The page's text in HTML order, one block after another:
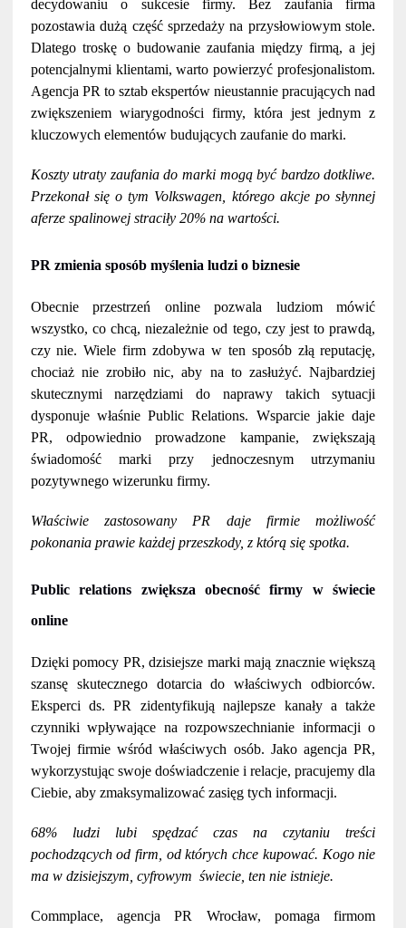
decydowaniu o sukcesie firmy. Bez zaufania firma
pozostawia dużą część sprzedaży na przysłowiowym stole.
Dlatego troskę o budowanie zaufania między firmą, a jej
potencjalnymi klientami, warto powierzyć profesjonalistom.
Agencja PR to sztab ekspertów nieustannie pracujących nad
zwiększeniem wiarygodności firmy, która jest jednym z
kluczowych elementów budujących zaufanie do marki.
Koszty utraty zaufania do marki mogą być bardzo dotkliwe.
Przekonał się o tym Volkswagen, którego akcje po słynnej
aferze spalinowej straciły 20% na wartości.
PR zmienia sposób myślenia ludzi o biznesie
Obecnie przestrzeń online pozwala ludziom mówić
wszystko, co chcą, niezależnie od tego, czy jest to prawdą,
czy nie. Wiele firm zdobywa w ten sposób złą reputację,
chociaż nie zrobiło nic, aby na to zasłużyć. Najbardziej
skutecznymi narzędziami do naprawy takich sytuacji
dysponuje właśnie Public Relations. Wsparcie jakie daje
PR, odpowiednio prowadzone kampanie, zwiększają
świadomość marki przy jednoczesnym utrzymaniu
pozytywnego wizerunku firmy.
Właściwie zastosowany PR daje firmie możliwość
pokonania prawie każdej przeszkody, z którą się spotka.
Public relations zwiększa obecność firmy w świecie
online
Dzięki pomocy PR, dzisiejsze marki mają znacznie większą
szansę skutecznego dotarcia do właściwych odbiorców.
Eksperci ds. PR zidentyfikują najlepsze kanały a także
czynniki wpływające na rozpowszechnianie informacji o
Twojej firmie wśród właściwych osób. Jakoagencja PR,
wykorzystując swoje doświadczenie i relacje, pracujemy dla
Ciebie, aby zmaksymalizować zasięg tych informacji.
68% ludzi lubi spędzać czas na czytaniu treści
pochodzących od firm, od których chce kupować. Kogo nie
ma w dzisiejszym, cyfrowym świecie, ten nie istnieje.
Commplace, agencja PR Wrocław, pomaga firmom